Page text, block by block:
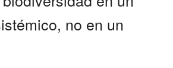
no en un